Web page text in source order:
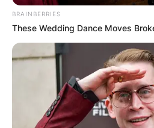
BRAINBERRIES
These Wedding Dance Moves